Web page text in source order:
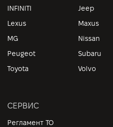
INFINITI
Jeep
Lexus
Maxus
MG
Nissan
Peugeot
Subaru
Toyota
Volvo
СЕРВИС
Регламент ТО